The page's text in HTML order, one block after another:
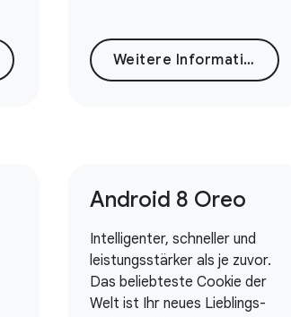
Weitere Informationen
Android 8 Oreo
Intelligenter, schneller und
leistungsstärker als je zuvor.
Das beliebteste Cookie der
Welt ist Ihr neues Lieblings-